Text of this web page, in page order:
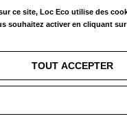
ce site, Loc Eco utilise des
souhaitez activer en cliquant
TOUT ACCEPTER